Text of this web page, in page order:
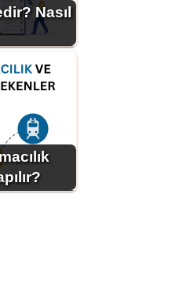
Nasıl